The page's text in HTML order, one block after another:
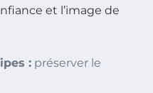
et l’image de
: préserver le